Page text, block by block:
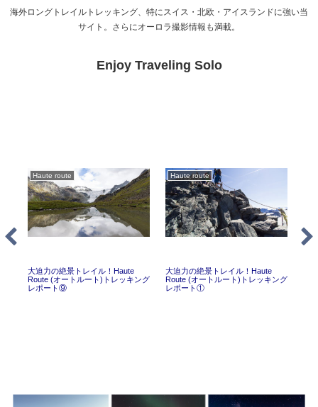
海外ロングトレイルトレッキング、特にスイス・北欧・アイスランドに強い当
サイト。さらにオーロラ撮影情報も満載。
Enjoy Traveling Solo
Haute route
大迫力の絶景トレイル！Haute
Route (オートルート)トレッキング
レポート⑨
Haute route
大迫力の絶景トレイル！Haute
Route (オートルート)トレッキング
レポート①